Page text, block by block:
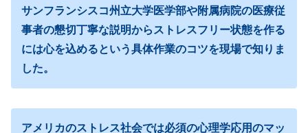
サンフランシスコ州立大学医学部や附属病院の医療従
事者の懇切丁寧な説明からストレスフリー状態を作る
には心を込めるという具体作業のコツを現場で知りま
した。
アメリカのストレス社会では必須の心理学応用のマッ